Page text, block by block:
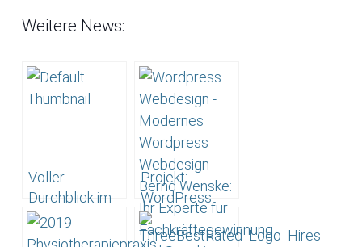
Weitere News:
Voller
Durchblick im
Onlinemarketing
–
Projekt:
WordPress
Webdesign –
Speaker Bernd